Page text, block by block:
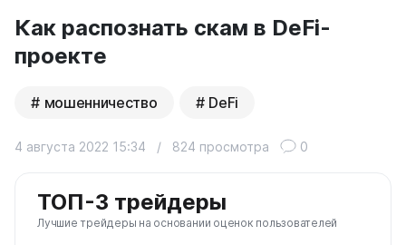
Как распознать скам в DeFi-
проекте
мошенничество DeFi
4 августа 2022 15:34 / 824 просмотра 0
ТОП-3 трейдеры
Лучшие трейдеры на основании оценок пользователей